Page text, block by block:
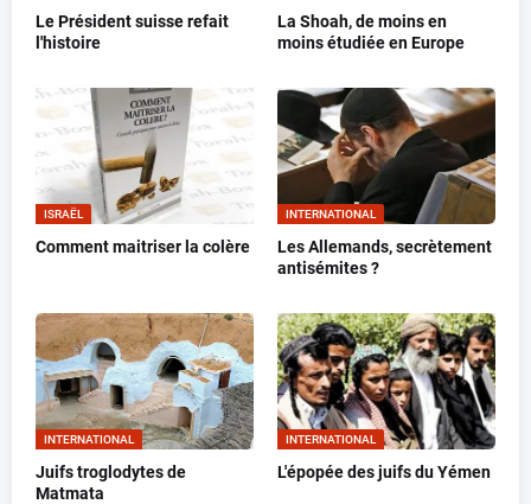
Le Président suisse refait
l'histoire
La Shoah, de moins en
moins étudiée en Europe
ISRAËL
Comment maitriser la colère
INTERNATIONAL
Les Allemands, secrètement
antisémites ?
INTERNATIONAL
Juifs troglodytes de
Matmata
INTERNATIONAL
L'épopée des juifs du Yémen